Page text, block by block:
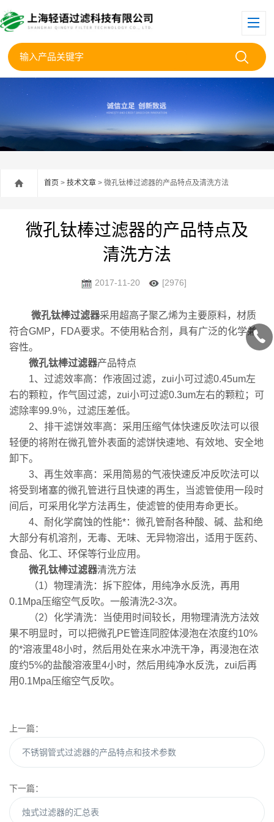
首页 > 技术文章 > 微孔钛棒过滤器的产品特点及清洗方法
微孔钛棒过滤器的产品特点及
清洗方法
2017-11-20 [2976]
微孔钛棒过滤器采用超高子聚乙烯为主要原料，材质
符合GMP，FDA要求。不使用粘合剂，具有广泛的化学兼
容性。
微孔钛棒过滤器产品特点
1、过滤效率高：作液固过滤，zui小可过滤0.45um左
右的颗粒，作气固过滤，zui小可过滤0.3um左右的颗粒；可
滤除率99.9％，过滤压差低。
2、排干滤饼效率高：采用压缩气体快速反吹法可以很
轻便的将附在微孔管外表面的滤饼快速地、有效地、安全地
卸下。
3、再生效率高：采用简易的气液快速反冲反吹法可以
将受到堵塞的微孔管进行且快速的再生，当滤管使用一段时
间后，可采用化学方法再生，使滤管的使用寿命更长。
4、耐化学腐蚀的性能*：微孔管耐各种酸、碱、盐和绝
大部分有机溶剂，无毒、无味、无异物溶出，适用于医药、
食品、化工、环保等行业应用。
微孔钛棒过滤器清洗方法
（1）物理清洗：拆下腔体，用纯净水反洗，再用
0.1Mpa压缩空气反吹。一般清洗2-3次。
（2）化学清洗：当使用时间较长，用物理清洗方法效
果不明显时，可以把微孔PE管连同腔体浸泡在浓度约10%
的*溶液里48小时，然后用处在来水冲洗干净，再浸泡在浓
度约5%的盐酸溶液里4小时，然后用纯净水反洗，zui后再
用0.1Mpa压缩空气反吹。
上一篇：
不锈钢管式过滤器的产品特点和技术参数
下一篇：
烛式过滤器的汇总表